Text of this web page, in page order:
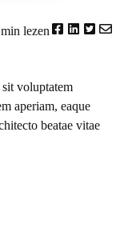
lezen
sit voluptatem
aperiam, eaque
beatae vitae